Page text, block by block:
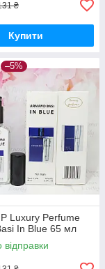
₴
Купити
–5%
Luxury Perfume
In Blue 65 мл
відправки